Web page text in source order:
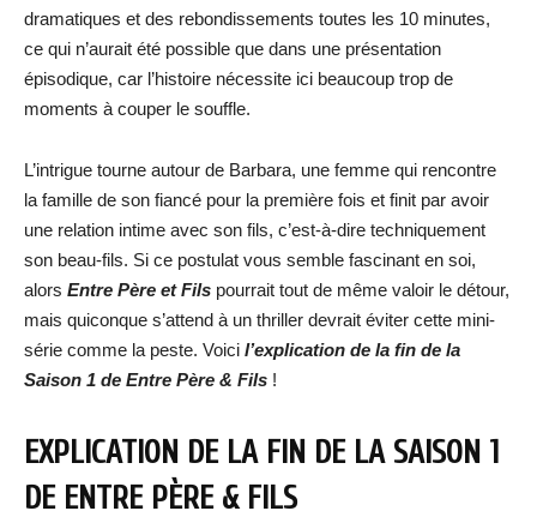
dramatiques et des rebondissements toutes les 10 minutes,
ce qui n’aurait été possible que dans une présentation
épisodique, car l’histoire nécessite ici beaucoup trop de
moments à couper le souffle.
L’intrigue tourne autour de Barbara, une femme qui rencontre
la famille de son fiancé pour la première fois et finit par avoir
une relation intime avec son fils, c’est-à-dire techniquement
son beau-fils. Si ce postulat vous semble fascinant en soi,
alors Entre Père et Fils pourrait tout de même valoir le détour,
mais quiconque s’attend à un thriller devrait éviter cette mini-
série comme la peste. Voici l’explication de la fin de la
Saison 1 de Entre Père & Fils !
EXPLICATION DE LA FIN DE LA SAISON 1
DE ENTRE PÈRE & FILS